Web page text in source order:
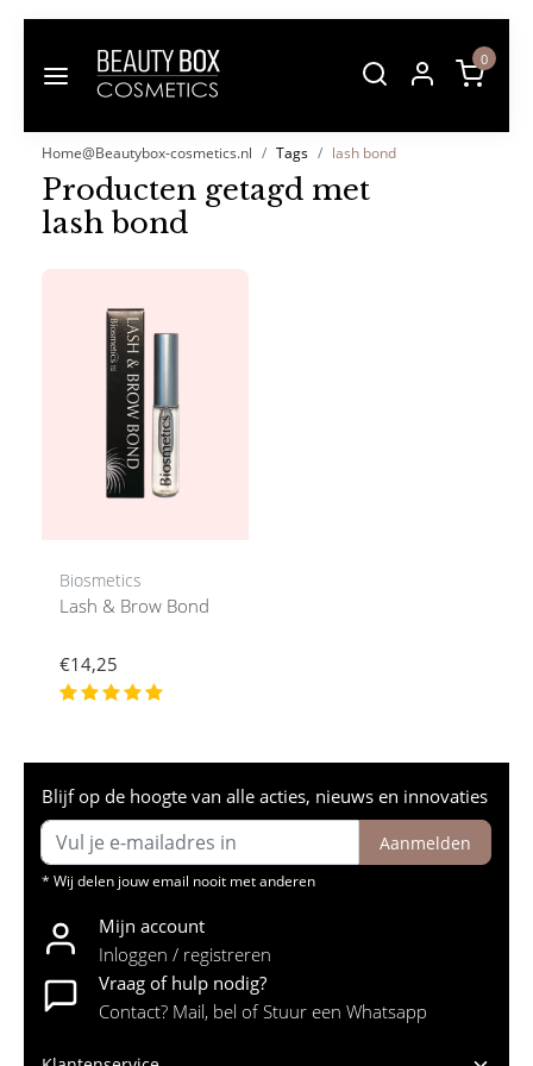
0
Home@Beautybox-cosmetics.nl Tags lash bond
Producten getagd met
lash bond
Biosmetics
Lash & Brow Bond
€14,25
Blijf op de hoogte van alle acties, nieuws en innovaties
Aanmelden
* Wij delen jouw email nooit met anderen
Mijn account
Inloggen / registreren
Vraag of hulp nodig?
Contact? Mail, bel of Stuur een Whatsapp